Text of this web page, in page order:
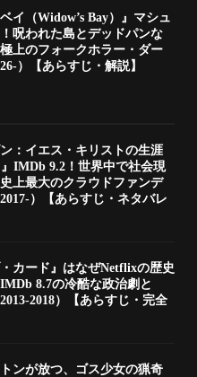
イ（Widow’s Bay）』マシュ
呪われた島とデッドパンな
上のフォークホラー・ダー
）【あらすじ・解説】
ン：イエス・キリストの生涯
』IMDb 9.2！世界中で社会現
上最大のクラウドファンデ
）【あらすじ・ネタバレ
・カード』はなぜNetflixの歴史
8.7の冷酷な政治劇と
2018）【あらすじ・完全
トンが放つ、ゴス少女の猟奇